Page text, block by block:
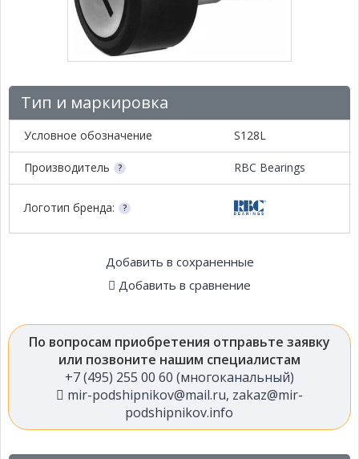
Тип и маркировка
Условное обозначение S128L
Производитель RBC Bearings
Логотип бренда:
Добавить в сохраненные
Добавить в сравнение
По вопросам приобретения отправьте заявку
или позвоните нашим специалистам
+7 (495) 255 00 60 (многоканальный)
mir-podshipnikov@mail.ru, zakaz@mir-
podshipnikov.info